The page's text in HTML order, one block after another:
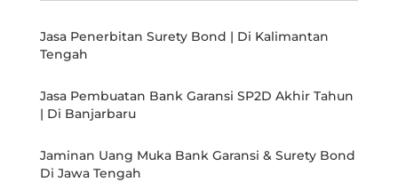
Jasa Penerbitan Surety Bond | Di Kalimantan
Tengah
Jasa Pembuatan Bank Garansi SP2D Akhir Tahun
| Di Banjarbaru
Jaminan Uang Muka Bank Garansi & Surety Bond
Di Jawa Tengah